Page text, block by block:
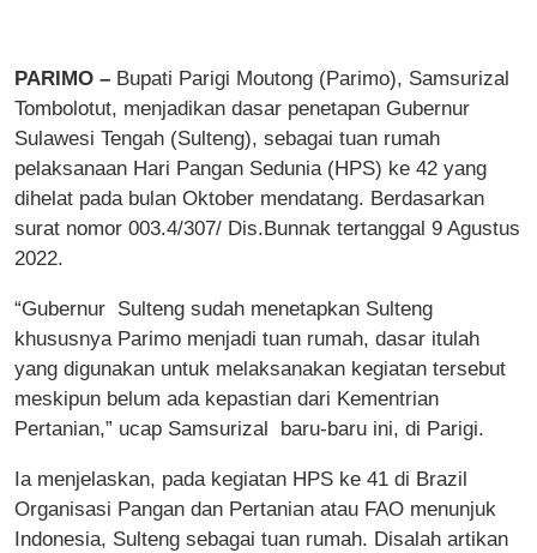
PARIMO – Bupati Parigi Moutong (Parimo), Samsurizal
Tombolotut, menjadikan dasar penetapan Gubernur
Sulawesi Tengah (Sulteng), sebagai tuan rumah
pelaksanaan Hari Pangan Sedunia (HPS) ke 42 yang
dihelat pada bulan Oktober mendatang. Berdasarkan
surat nomor 003.4/307/ Dis.Bunnak tertanggal 9 Agustus
2022.
“Gubernur Sulteng sudah menetapkan Sulteng
khususnya Parimo menjadi tuan rumah, dasar itulah
yang digunakan untuk melaksanakan kegiatan tersebut
meskipun belum ada kepastian dari Kementrian
Pertanian,” ucap Samsurizal baru-baru ini, di Parigi.
Ia menjelaskan, pada kegiatan HPS ke 41 di Brazil
Organisasi Pangan dan Pertanian atau FAO menunjuk
Indonesia, Sulteng sebagai tuan rumah. Disalah artikan